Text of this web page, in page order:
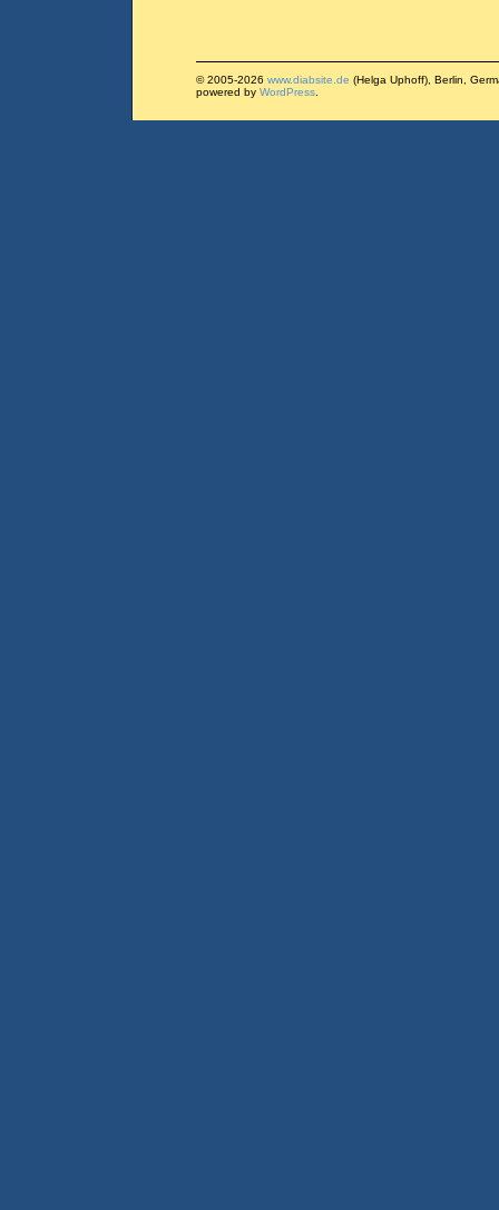
© 2005-2026 www.diabsite.de (Helga Uphoff), Berlin,
powered by WordPress.